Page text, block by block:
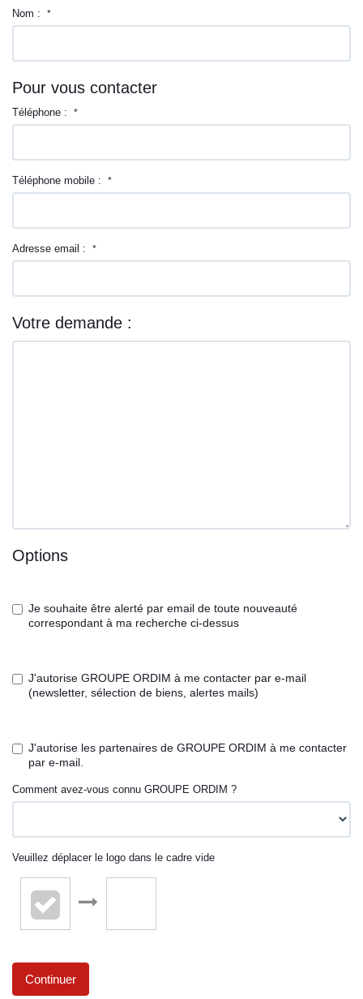
Nom : *
Pour vous contacter
Téléphone : *
Téléphone mobile : *
Adresse email : *
Votre demande :
Options
Je souhaite être alerté par email de toute nouveauté
correspondant à ma recherche ci-dessus
J'autorise GROUPE ORDIM à me contacter par e-mail
(newsletter, sélection de biens, alertes mails)
J'autorise les partenaires de GROUPE ORDIM à me contacter
par e-mail.
Comment avez-vous connu GROUPE ORDIM ?
Veuillez déplacer le logo dans le cadre vide
Continuer